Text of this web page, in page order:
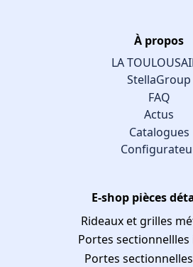
À propos
LA
StellaGroup
FAQ
Actus
Catalogues
E-shop pièces
Rideaux et grilles
Portes
Portes